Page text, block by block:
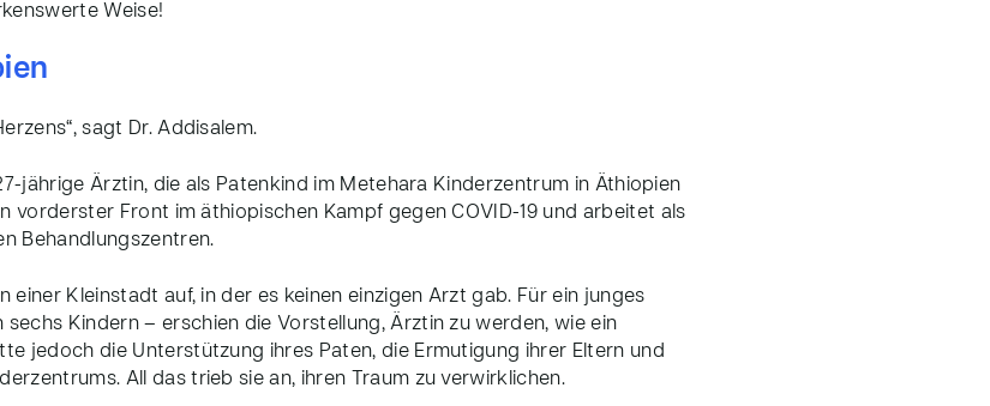
Weise!
sagt Dr. Addisalem.
jährige Ärztin, die als Patenkind im Metehara Kinderzentrum in Äthiopien
vorderster Front im äthiopischen Kampf gegen COVID-19 und arbeitet als
Behandlungszentren.
einer Kleinstadt auf, in der es keinen einzigen Arzt gab. Für ein junges
Kindern – erschien die Vorstellung, Ärztin zu werden, wie ein
jedoch die Unterstützung ihres Paten, die Ermutigung ihrer Eltern und
All das trieb sie an, ihren Traum zu verwirklichen.